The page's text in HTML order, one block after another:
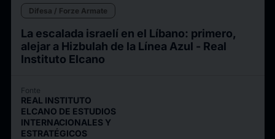
Difesa / Forze Armate
La escalada israelí en el Líbano: primero,
alejar a Hizbulah de la Línea Azul - Real
Instituto Elcano
Fonte
REAL INSTITUTO
ELCANO DE ESTUDIOS
INTERNACIONALES Y
ESTRATÉGICOS